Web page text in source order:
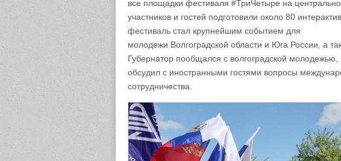
все площадки фестиваля #ТриЧетыре на
участников и гостей подготовили около 80
фестиваль стал крупнейшим событием для
молодежи Волгоградской области и Юга России, а
Губернатор пообщался с волгоградской
обсудил с иностранными гостями вопросы
сотрудничества.